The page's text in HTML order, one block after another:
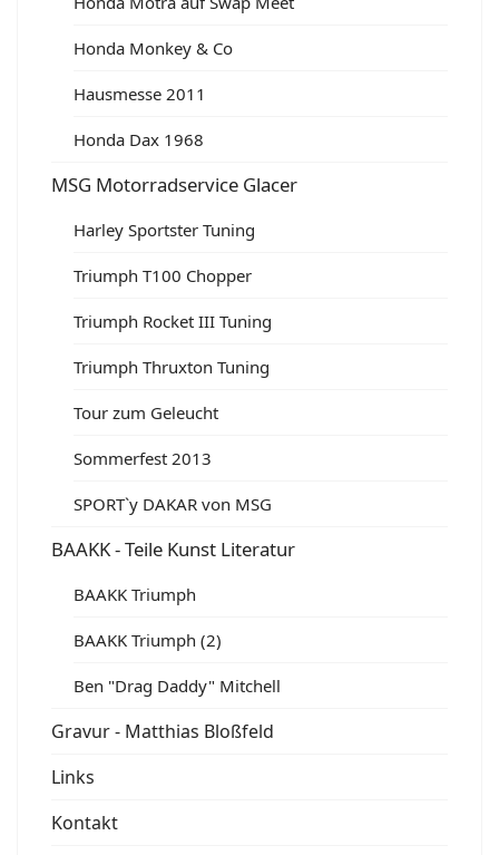
Honda Monkey & Co
Hausmesse 2011
Honda Dax 1968
MSG Motorradservice Glacer
Harley Sportster Tuning
Triumph T100 Chopper
Triumph Rocket III Tuning
Triumph Thruxton Tuning
Tour zum Geleucht
Sommerfest 2013
SPORT`y DAKAR von MSG
BAAKK - Teile Kunst Literatur
BAAKK Triumph
BAAKK Triumph (2)
Ben "Drag Daddy" Mitchell
Gravur - Matthias Bloßfeld
Links
Kontakt